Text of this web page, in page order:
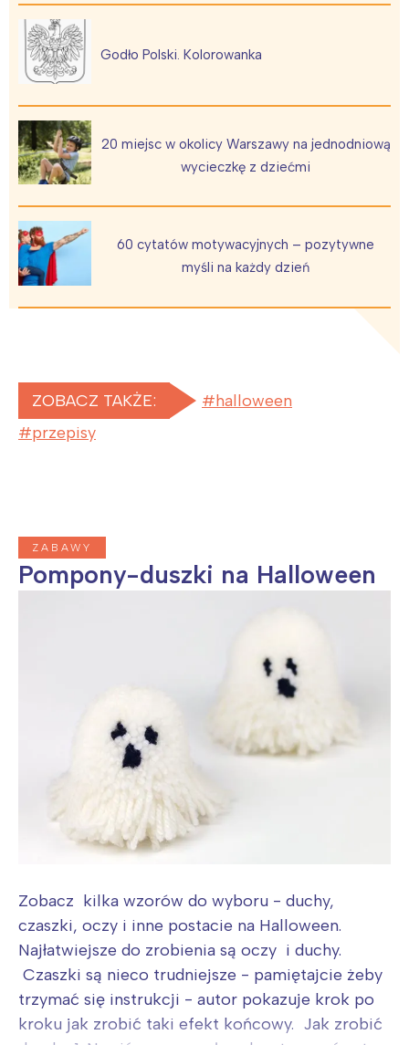
Godło Polski. Kolorowanka
20 miejsc w okolicy Warszawy na jednodniową
wycieczkę z dziećmi
60 cytatów motywacyjnych – pozytywne
myśli na każdy dzień
ZOBACZ TAKŻE:
halloween
przepisy
ZABAWY
Pompony-duszki na Halloween
Zobacz kilka wzorów do wyboru - duchy,
czaszki, oczy i inne postacie na Halloween.
Najłatwiejsze do zrobienia są oczy i duchy.
Czaszki są nieco trudniejsze - pamiętajcie żeby
trzymać się instrukcji - autor pokazuje krok po
kroku jak zrobić taki efekt końcowy. Jak zrobić
Łódź
Trójmiasto
Poznań
Wybieram